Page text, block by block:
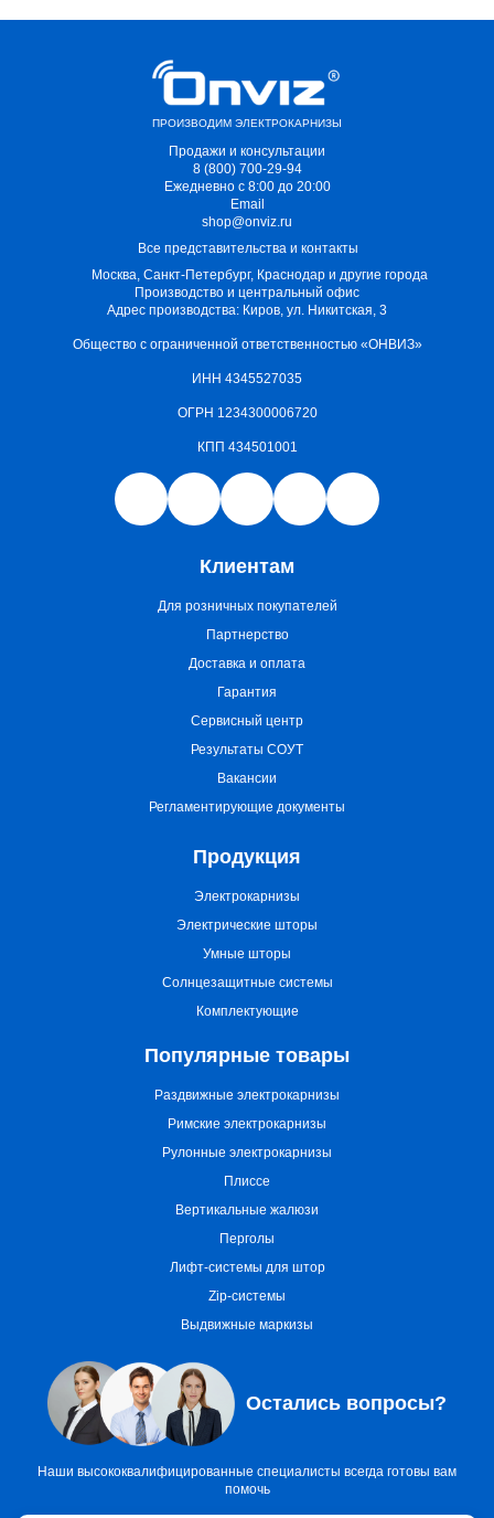
ПРОИЗВОДИМ ЭЛЕКТРОКАРНИЗЫ
Продажи и консультации
8 (800) 700-29-94
Ежедневно с 8:00 до 20:00
Email
shop@onviz.ru
Все представительства и контакты
Москва, Санкт-Петербург, Краснодар и другие города
Производство и центральный офис
Адрес производства: Киров, ул. Никитская, 3
Общество с ограниченной ответственностью «ОНВИЗ»
ИНН 4345527035
ОГРН 1234300006720
КПП 434501001
Клиентам
Для розничных покупателей
Партнерство
Доставка и оплата
Гарантия
Сервисный центр
Результаты СОУТ
Вакансии
Регламентирующие документы
Продукция
Электрокарнизы
Электрические шторы
Умные шторы
Солнцезащитные системы
Комплектующие
Популярные товары
Раздвижные электрокарнизы
Римские электрокарнизы
Рулонные электрокарнизы
Плиссе
Вертикальные жалюзи
Перголы
Лифт-системы для штор
Zip-системы
Выдвижные маркизы
Остались вопросы?
Наши высококвалифицированные специалисты всегда готовы вам
помочь